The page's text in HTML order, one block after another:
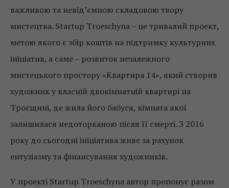
важливою та невід’ємною складовою твору
мистецтва. Startup Troeschyna – це тривалий проект,
метою якого є збір коштів на підтримку культурних
ініціатив, а саме – розвиток незалежного
мистецького простору «Квартира 14», який створив
художник у власній двокімнатній квартирі на
Троєщині, де жила його бабуся, кімната якої
залишилася недоторканою після її смерті. З 2016
року до сьогодні ініціатива живе за рахунок
ентузіазму та фінансування художників.
У проекті Startup Troeschyna автор пропонує разом